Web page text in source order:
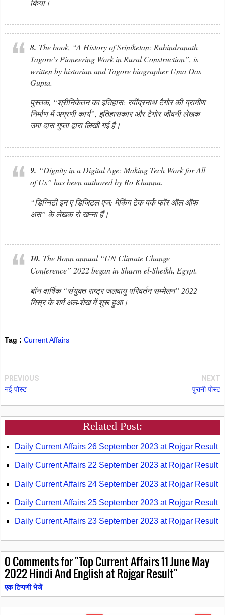
किया।
8. The book, “A History of Sriniketan: Rabindranath
Tagore’s Pioneering Work in Rural Construction”, is
written by historian and Tagore biographer Uma Das
Gupta.
पुस्तक, “श्रीनिकेतन का इतिहास: रवींद्रनाथ टैगोर की ग्रामीण
निर्माण में अग्रणी कार्य”, इतिहासकार और टैगोर जीवनी लेखक
उमा दास गुप्ता द्वारा लिखी गई है।
9. “Dignity in a Digital Age: Making Tech Work for All
of Us” has been authored by Ro Khanna.
“डिग्निटी इन ए डिजिटल एज: मेकिंग टेक वर्क फॉर ऑल ऑफ
अस” के लेखक रो खन्ना हैं।
10. The Bonn annual “UN Climate Change
Conference” 2022 began in Sharm el-Sheikh, Egypt.
बॉन वार्षिक “संयुक्त राष्ट्र जलवायु परिवर्तन सम्मेलन” 2022
मिस्र के शर्म अल-शेख में शुरू हुआ।
Tag : Current Affairs
PREVIOUS
नई पोस्ट
NEXT
पुरानी पोस्ट
Related Post:
Daily Current Affairs 26 September 2023 at Rojgar Result
Daily Current Affairs 22 September 2023 at Rojgar Result
Daily Current Affairs 24 September 2023 at Rojgar Result
Daily Current Affairs 25 September 2023 at Rojgar Result
Daily Current Affairs 23 September 2023 at Rojgar Result
0Comments for "Top Current Affairs 11 June May
2022 Hindi And English at Rojgar Result"
एक टिप्पणी भेजें